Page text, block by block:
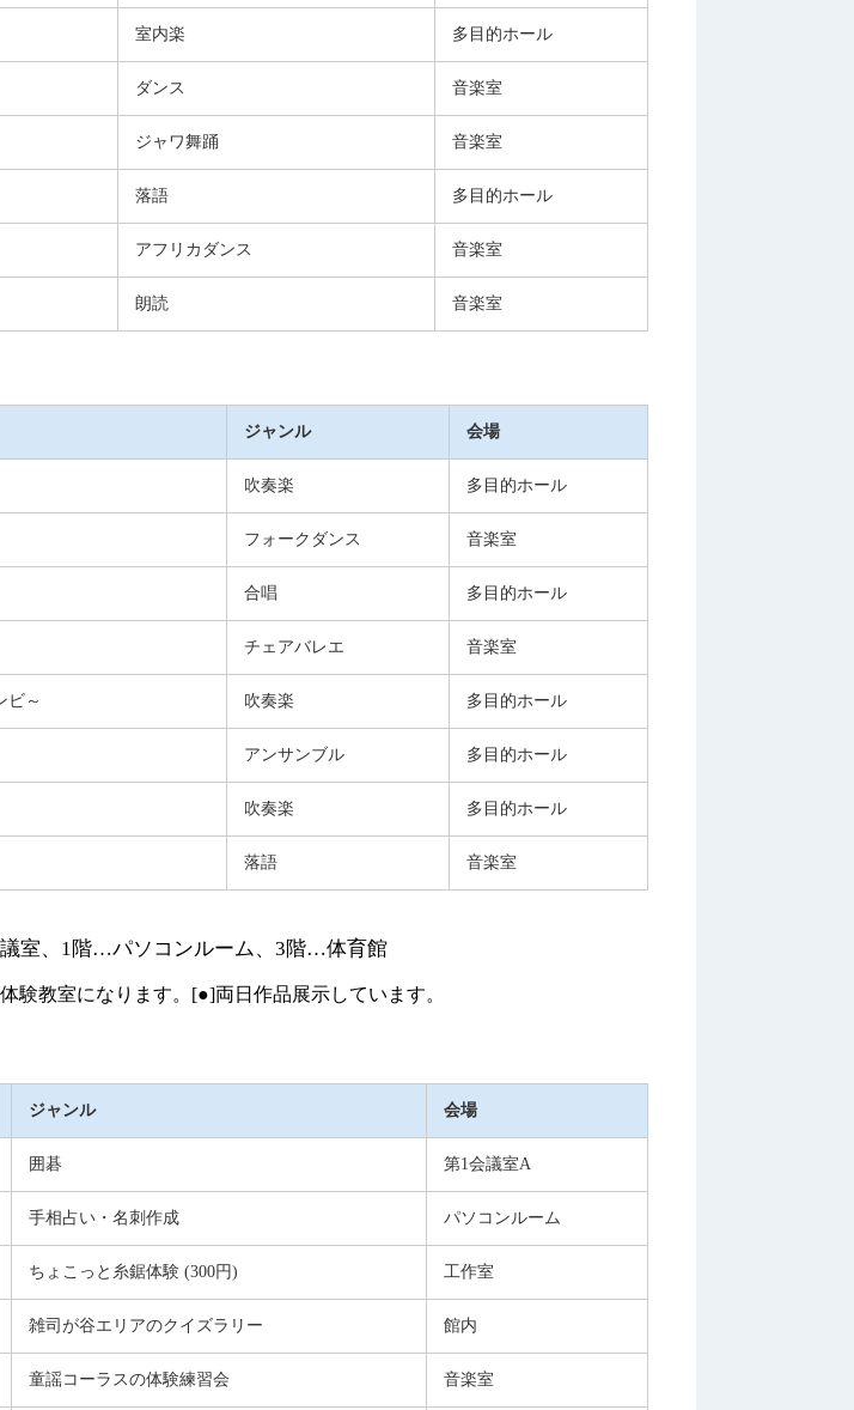
室内楽 多目的ホール
ダンス 音楽室
ジャワ舞踊 音楽室
落語 多目的ホール
アフリカダンス 音楽室
朗読 音楽室
ジャンル 会場
吹奏楽 多目的ホール
フォークダンス 音楽室
合唱 多目的ホール
チェアバレエ 音楽室
ビ～ 吹奏楽 多目的ホール
アンサンブル 多目的ホール
吹奏楽 多目的ホール
落語 音楽室
室、1階…パソコンルーム、3階…体育館
教室になります。[●]両日作品展示しています。
ジャンル 会場
囲碁 第1会議室A
手相占い・名刺作成 パソコンルーム
ちょこっと糸鋸体験 (300円) 工作室
雑司が谷エリアのクイズラリー 館内
童謡コーラスの体験練習会 音楽室